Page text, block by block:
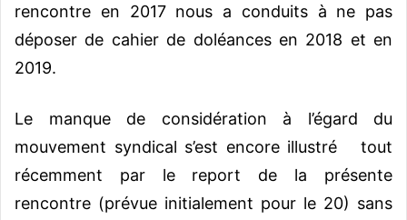
rencontre en 2017 nous a conduits à ne pas
déposer de cahier de doléances en 2018 et en
2019.
Le manque de considération à l’égard du
mouvement syndical s’est encore illustré tout
récemment par le report de la présente
rencontre (prévue initialement pour le 20) sans